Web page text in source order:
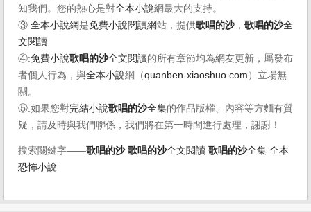
知我們。您的熱心是對全本小說網最大的支持。
③:全本小說網是免費小說閱讀網站，提供歌唱的沙， 歌唱的沙全
文閱讀
④:免費小說歌唱的沙全文閱讀的所有章節均為網友更新，屬發布
者個人行為，與全本小說網（quanben-xiaoshuo.com ）立場無
關。
⑤:如果您對完結小說歌唱的沙全集的作品版權、內容等方麵有質
疑，請及時與我們聯係，我們將在第一時間進行處理，謝謝！
搜索關鍵字——歌唱的沙 歌唱的沙全文閱讀 歌唱的沙全集 全本
恐怖小說